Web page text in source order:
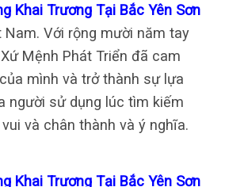
Khai Trương Tại Bắc Yên Sơn
Nam. Với rộng mười năm tay
Mệnh Phát Triển đã cam
mình và trở thành sự lựa
người sử dụng lúc tìm kiếm
và chân thành và ý nghĩa.
Khai Trương Tại Bắc Yên Sơn